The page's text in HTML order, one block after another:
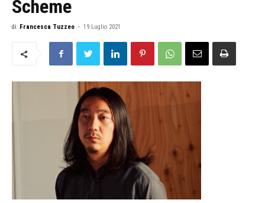
Scheme
di Francesca Tuzzeo - 19 Luglio 2021